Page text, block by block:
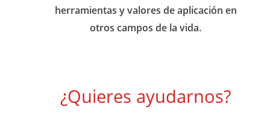
herramientas y valores de aplicación en
otros campos de la vida.
¿Quieres ayudarnos?